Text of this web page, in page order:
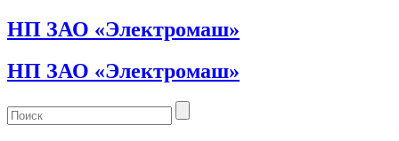
НП ЗАО «Электромаш»
НП ЗАО «Электромаш»